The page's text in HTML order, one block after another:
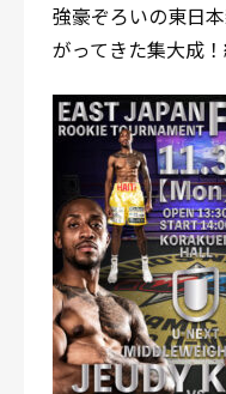
強豪ぞろいの東日
がってきた集大成